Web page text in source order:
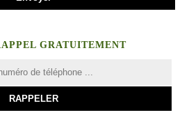
GRATUITEMENT